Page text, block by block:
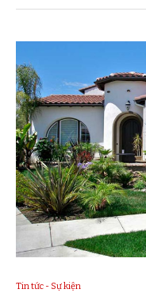
Tin tức - Sự kiện